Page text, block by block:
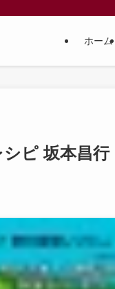
ホーム
ピ 坂本昌行